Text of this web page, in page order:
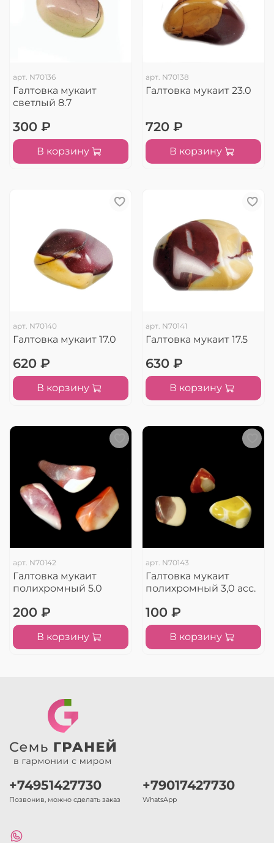
арт. N70136
Галтовка мукаит
светлый 8.7
300 ₽
В корзину
арт. N70138
Галтовка мукаит 23.0
720 ₽
В корзину
арт. N70140
Галтовка мукаит 17.0
620 ₽
В корзину
арт. N70141
Галтовка мукаит 17.5
630 ₽
В корзину
арт. N70142
Галтовка мукаит
полихромный 5.0
200 ₽
В корзину
арт. N70143
Галтовка мукаит
полихромный 3,0 асс.
100 ₽
В корзину
+74951427730
Позвонив, можно сделать заказ
+79017427730
WhatsApp